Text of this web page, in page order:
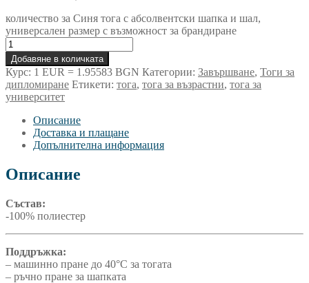
количество за Синя тога с абсолвентски шапка и шал,
универсален размер с възможност за брандиране
Добавяне в количката
Курс: 1 EUR = 1.95583 BGN Категории: Завършване, Тоги за
дипломиране Етикети: тога, тога за възрастни, тога за
университет
Описание
Доставка и плащане
Допълнителна информация
Описание
Състав:
-100% полиестер
Поддръжка:
– машинно пране до 40°C за тогата
– ръчно пране за шапката